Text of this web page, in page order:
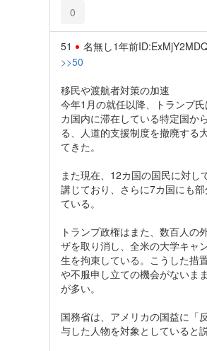
0
51 名無し1年前
>>50
移民や渡航者対策の加速
今年1月の就任以降、トランプ
カ国内に滞在している特定国か
る、人道的支援制度を撤廃する
てきた。
また現在、12カ国の国民に対し
講じており、さらに7カ国にも
ている。
トランプ政権はまた、数百人の
ザを取り消し、全米の大学キャ
生を拘束している。こうした措
や不服申し立ての機会がないま
が多い。
国務省は、アメリカの国益に「
与した人物を対象としていると